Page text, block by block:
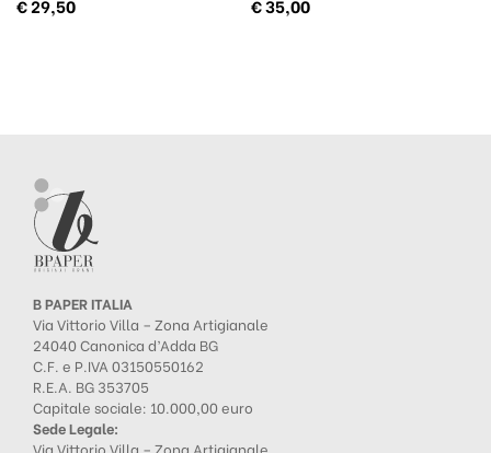
€29,50 €35,00
B PAPER ITALIA
Via Vittorio Villa – Zona Artigianale
24040 Canonica d’Adda BG
C.F. e P.IVA 03150550162
R.E.A. BG 353705
Capitale sociale: 10.000,00 euro
Sede Legale:
Via Vittorio Villa – Zona Artigianale